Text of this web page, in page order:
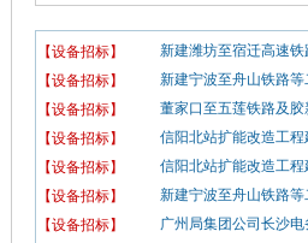
【设备招标】
新建潍坊至宿迁高速
【设备招标】
新建宁波至舟山铁路
【设备招标】
董家口至五莲铁路及
【设备招标】
信阳北站扩能改造工
【设备招标】
信阳北站扩能改造工
【设备招标】
新建宁波至舟山铁路
【设备招标】
广州局集团公司长沙